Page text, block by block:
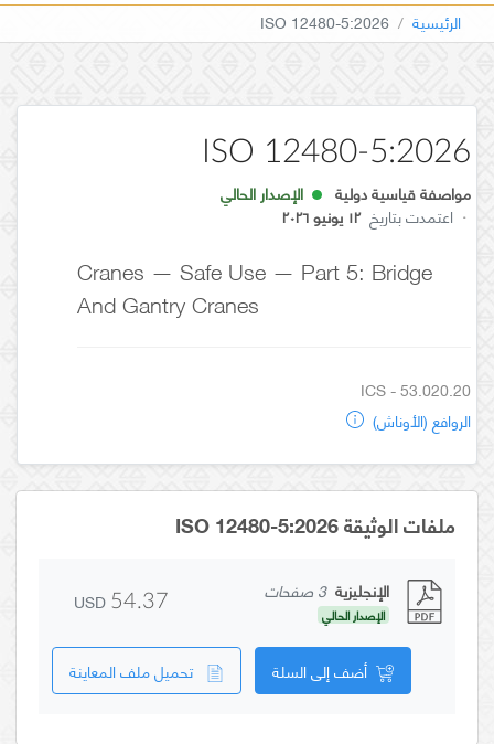
الرئيسية ISO 12480-5:2026
ISO 12480-5:2026
مواصفة قياسية دولية
الإصدار الحالي
· اعتمدت بتاريخ ١٢ يونيو ٢٠٢٦
Cranes — Safe Use — Part 5: Bridge
And Gantry Cranes
ICS - 53.020.20
الروافع (الأوناش)
ملفات الوثيقة ISO 12480-5:2026
الإنجليزية 3 صفحات
الإصدار الحالي USD 54.37
أضف إلى السلة تحميل ملف المعاينة